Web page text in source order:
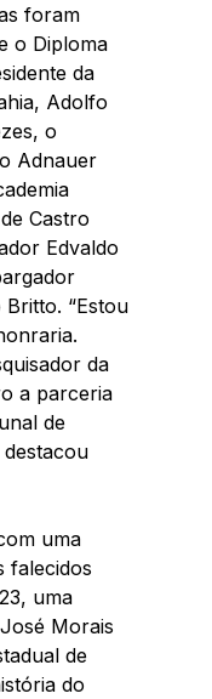
foram
o Diploma
da
Adolfo
o
Adnauer
Castro
Edvaldo
Britto. “Estou
da
a parceria
de
destacou
uma
falecidos
uma
Morais
de
do